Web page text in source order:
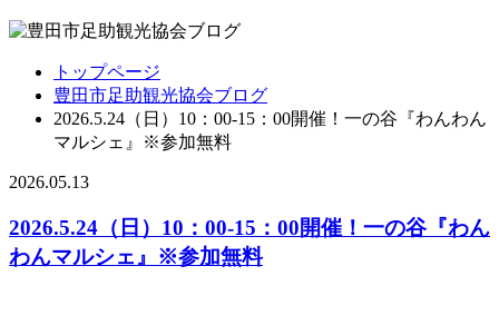
トップページ
豊田市足助観光協会ブログ
2026.5.24（日）10：00-15：00開催！一の谷『わんわん
マルシェ』※参加無料
2026.05.13
2026.5.24（日）10：00-15：00開催！一の谷『わん
わんマルシェ』※参加無料